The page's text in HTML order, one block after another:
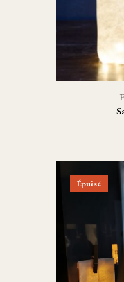
Épuisé